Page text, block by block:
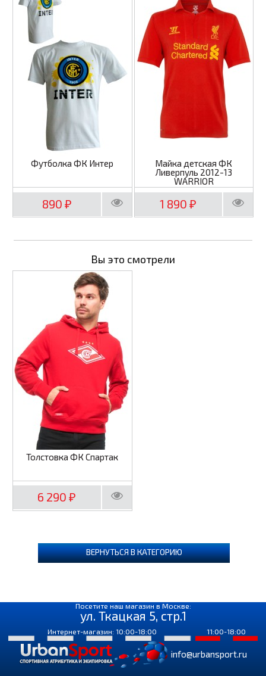
Футболка ФК Интер
890 ₽
Майка детская ФК
Ливерпуль 2012-13
WARRIOR
1 890₽
Вы это смотрели
Толстовка ФК Спартак
6 290₽
ВЕРНУТЬСЯ В КАТЕГОРИЮ
Посетите наш магазин в Москве:
ул. Ткацкая 5, стр.1
Интернет-магазин: 10:00-18:00 11:00-18:00
info@urbansport.ru